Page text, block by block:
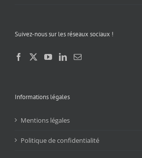
Suivez-nous sur les réseaux sociaux !
Informations légales
Mentions légales
Politique de confidentialité